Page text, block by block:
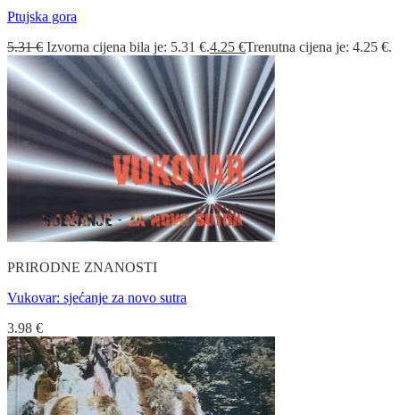
Ptujska gora
5.31€ Izvorna cijena bila je: 5.31 €.4.25 €Trenutna cijena je: 4.25 €.
PRIRODNE ZNANOSTI
Vukovar: sjećanje za novo sutra
3.98 €